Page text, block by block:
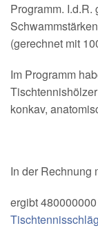
Programm.
(gerechnet mit
Im Programm
konkav,
In der Rechnung
ergibt